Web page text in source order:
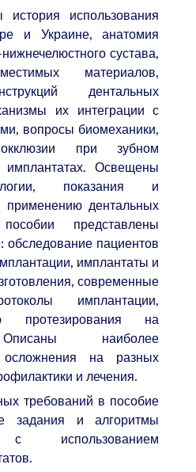
использования
и Украине, анатомия
сустава,
материалов,
дентальных
их интеграции с
вопросы биомеханики,
при зубном
имплантатах. Освещены
показания и
применению дентальных
представлены
пациентов
имплантаты и
современные
имплантации,
протезирования на
наиболее
осложнения на разных
и лечения.
требований в пособие
задания и алгоритмы
с использованием